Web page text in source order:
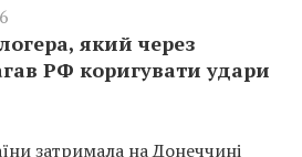
який через
РФ коригувати удари
затримала на Донеччині